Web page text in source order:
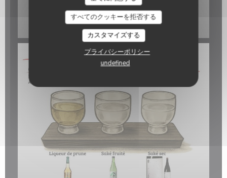
すべてのクッキーを拒否する
カスタマイズする
プライバシーポリシー
undefined